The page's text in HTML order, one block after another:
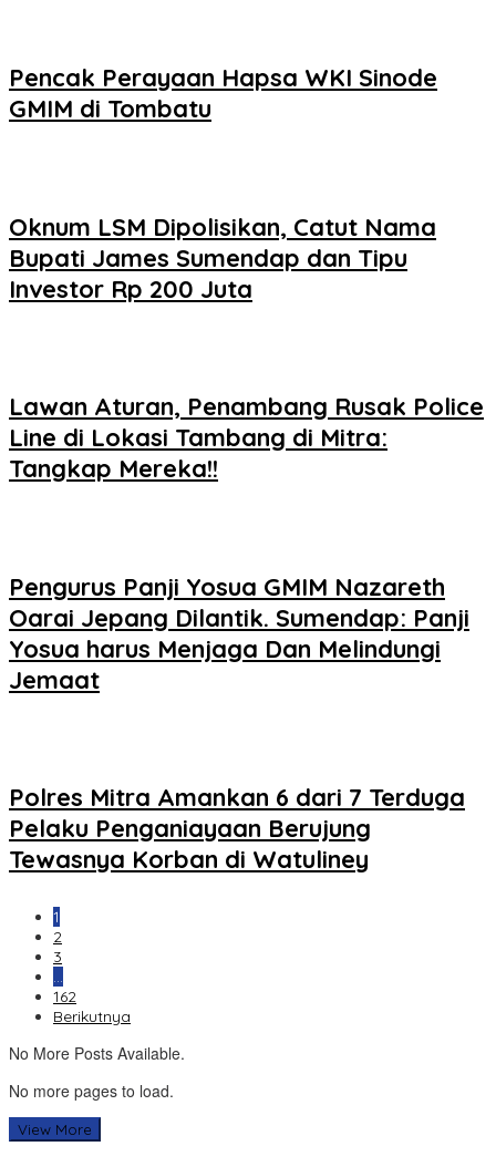
Pencak Perayaan Hapsa WKI Sinode
GMIM di Tombatu
Oknum LSM Dipolisikan, Catut Nama
Bupati James Sumendap dan Tipu
Investor Rp 200 Juta
Lawan Aturan, Penambang Rusak Police
Line di Lokasi Tambang di Mitra:
Tangkap Mereka!!
Pengurus Panji Yosua GMIM Nazareth
Oarai Jepang Dilantik. Sumendap: Panji
Yosua harus Menjaga Dan Melindungi
Jemaat
Polres Mitra Amankan 6 dari 7 Terduga
Pelaku Penganiayaan Berujung
Tewasnya Korban di Watuliney
1
2
3
…
162
Berikutnya
No More Posts Available.
No more pages to load.
View More